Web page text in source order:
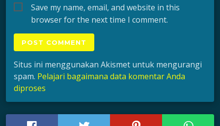
Save my name, email, and website in this
browser for the next time I comment.
Situs ini menggunakan Akismet untuk mengurangi
spam. Pelajari bagaimana data komentar Anda
diproses